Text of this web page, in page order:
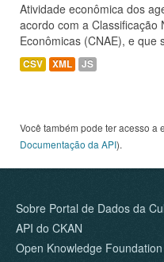
Atividade econômica dos
acordo com a Classificação
Econômicas (CNAE), e que
CSV XML JS
Você também pode ter acesso a
Documentação da API).
Sobre Portal de Dados da
API do CKAN
Open Knowledge Foundation